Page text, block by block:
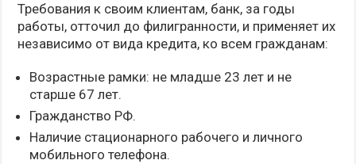
Требования к своим клиентам, банк, за годы
работы, отточил до филигранности, и применяет их
независимо от вида кредита, ко всем гражданам:
Возрастные рамки: не младше 23 лет и не
старше 67 лет.
Гражданство РФ.
Наличие стационарного рабочего и личного
мобильного телефона.